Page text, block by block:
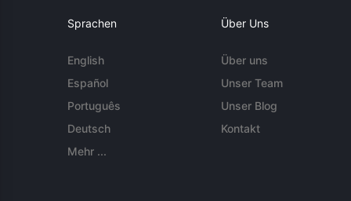
Sprachen
English
Español
Português
Deutsch
Mehr ...
Über Uns
Über uns
Unser Team
Unser Blog
Kontakt